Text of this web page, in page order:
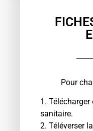
Pour
1.
sanitaire.
2. Téléverser